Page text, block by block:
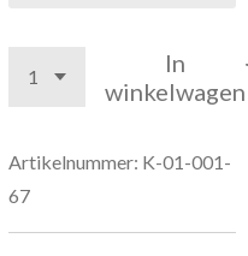
In
winkelwagen
Artikelnummer: K-01-001-
67